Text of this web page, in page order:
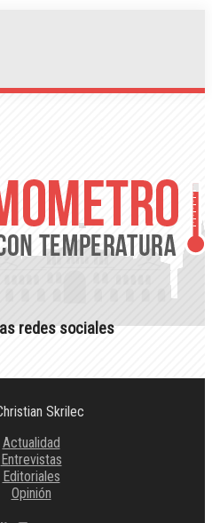
redes sociales
Skrilec
Actualidad
Entrevistas
Editoriales
Opinión